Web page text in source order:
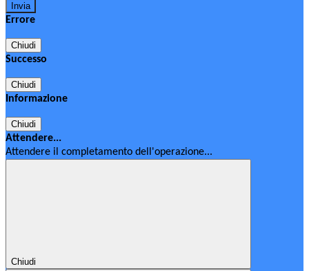
Errore
Chiudi
Successo
Chiudi
Informazione
Chiudi
Attendere...
Attendere il completamento dell'operazione...
Chiudi